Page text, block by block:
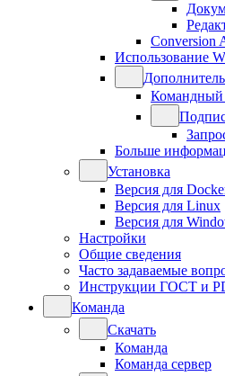
Conversion
Использование
Командный
Больше
Установка
Версия для
Версия для Linux
Версия для
Настройки
Общие сведения
Часто задаваемые
Инструкции ГОСТ и
Команда
Скачать
Команда
Команда сервер